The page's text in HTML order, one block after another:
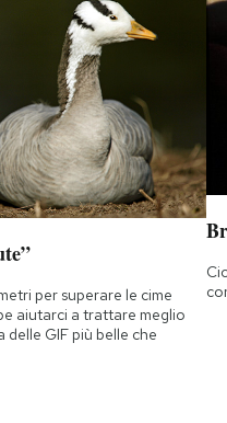
per superare le cime
aiutarci a trattare meglio
GIF più belle che